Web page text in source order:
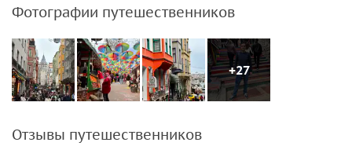
Фотографии путешественников
+27
Отзывы путешественников